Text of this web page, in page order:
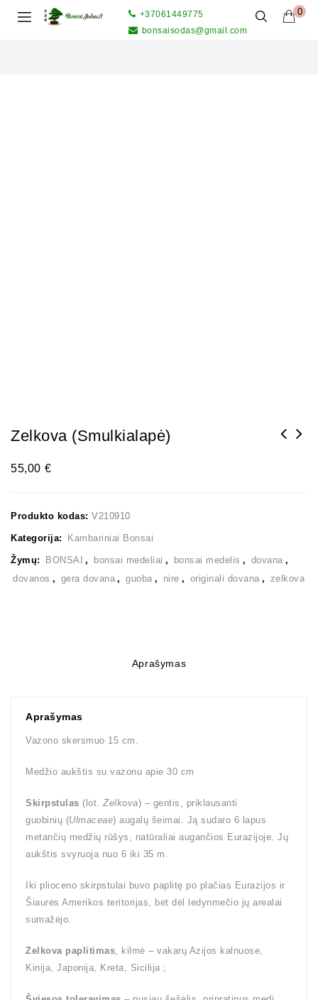
0
+37061449775
bonsaisodas@gmail.com
Zelkova (smulkialapė)
55,00 €
Produkto kodas: V210910
Kategorija: Kambariniai Bonsai
Žymų: BONSAI , bonsai medeliai , bonsai medelis , dovana ,
dovanos , gera dovana , guoba , nire , originali dovana , zelkova
Aprašymas
Aprašymas
Vazono skersmuo 15 cm.
Medžio aukštis su vazonu apie 30 cm
Skirpstulas (lot. Zelkova) – gentis, priklausanti
guobinių (Ulmaceae) augalų šeimai. Ją sudaro 6 lapus
metančių medžių rūšys, natūraliai augančios Eurazijoje. Jų
aukštis svyruoja nuo 6 iki 35 m.
Iki plioceno skirpstulai buvo paplitę po plačias Eurazijos ir
Šiaurės Amerikos teritorijas, bet dėl ledynmečio jų arealai
sumažėjo.
Zelkova paplitimas, kilmė – vakarų Azijos kalnuose,
Kinija, Japonija, Kreta, Sicilija ;